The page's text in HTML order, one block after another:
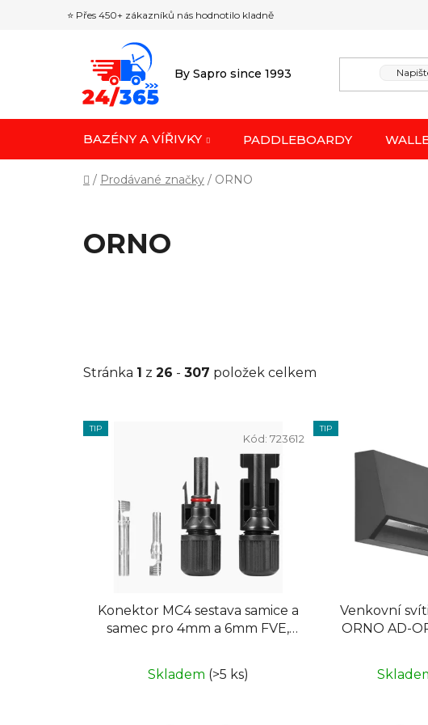
⭐ Přes 450+ zákazníků nás hodnotilo kladně
By Sapro since 1993
BAZÉNY A VÍŘIVKY PADDLEBOARDY
Domů
/ Prodávané značky / ORNO
ORNO
Stránka 1 z 26 - 307 položek celkem
V
ý
TIP
Konektor MC4 sestava samice a
samec pro 4mm a 6mm FVE,
Skladem (>5 ks)
Kód: 723612
TIP
Venkovní
ORNO AD-